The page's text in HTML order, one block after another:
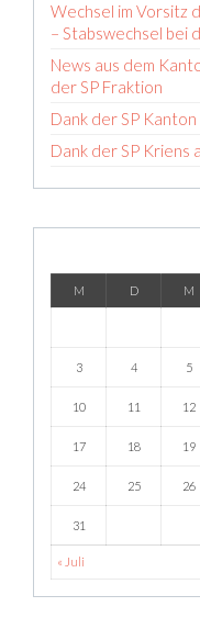
Wechsel im Vorsitz
– Stabswechsel bei
News aus dem
der SP Fraktion
Dank der SP
Dank der SP Kriens
M D M
3 4 5
10 11 12
17 18 19
24 25 26
31
« Juli